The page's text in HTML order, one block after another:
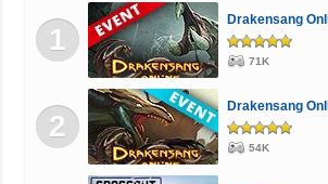
1
71K
2
54K